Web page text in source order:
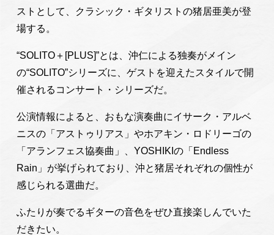
ストとして、クラシック・ギタリストの猪居亜美が登
場する。
“SOLITO＋[PLUS]”とは、沖仁による独奏がメイン
の“SOLITO”シリーズに、ゲストを迎えたスタイルで開
催されるコンサート・シリーズだ。
公演情報によると、おもな演奏曲にイサーク・アルベ
ニスの「アストゥリアス」やホアキン・ロドリーゴの
「アランフェス協奏曲」、YOSHIKIの「Endless
Rain」が挙げられており、沖と猪居それぞれの個性が
感じられる選曲だ。
ふたりが奏でるギターの音色をぜひ直接楽しんでいた
だきたい。